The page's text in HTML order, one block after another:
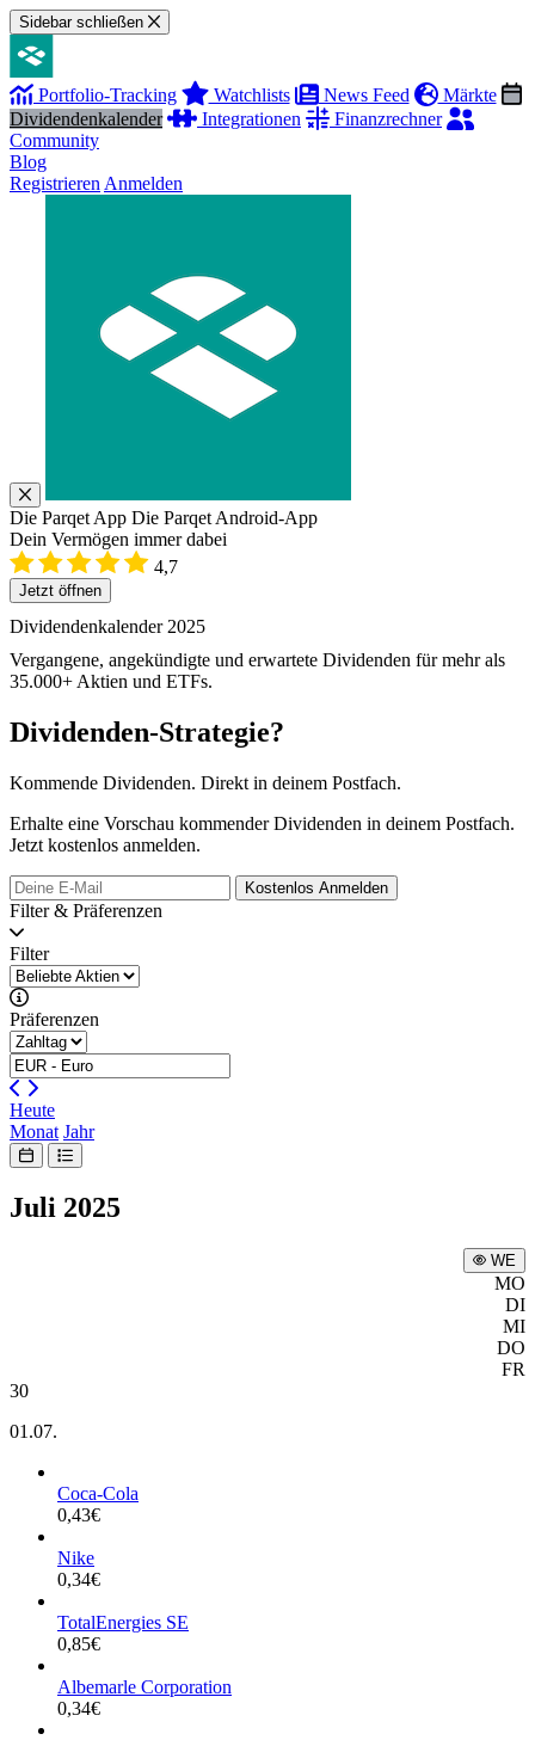
Sidebar schließen
Portfolio-Tracking Watchlists News Feed
Märkte
Dividendenkalender
Integrationen
Finanzrechner
Community
Blog
Registrieren Anmelden
Die Parqet App Die Parqet Android-App
Dein Vermögen immer dabei
4,7
Jetzt öffnen
Dividendenkalender 2025
Vergangene, angekündigte und erwartete Dividenden für mehr als
35.000+ Aktien und ETFs.
Dividenden-Strategie?
Kommende Dividenden. Direkt in deinem Postfach.
Erhalte eine Vorschau kommender Dividenden in deinem Postfach.
Jetzt kostenlos anmelden.
Kostenlos Anmelden
Filter & Präferenzen
Filter
Präferenzen
Heute
Monat Jahr
Juli 2025
WE
MO
DI
MI
DO
FR
30
01.07.
Coca-Cola
0,43€
Nike
0,34€
TotalEnergies SE
0,85€
Albemarle Corporation
0,34€